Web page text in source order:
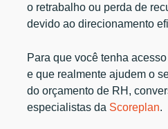
o retrabalho ou perda de
devido ao direcionamento
Para que você tenha
e que realmente ajudem o
do orçamento de RH,
especialistas da Scoreplan.